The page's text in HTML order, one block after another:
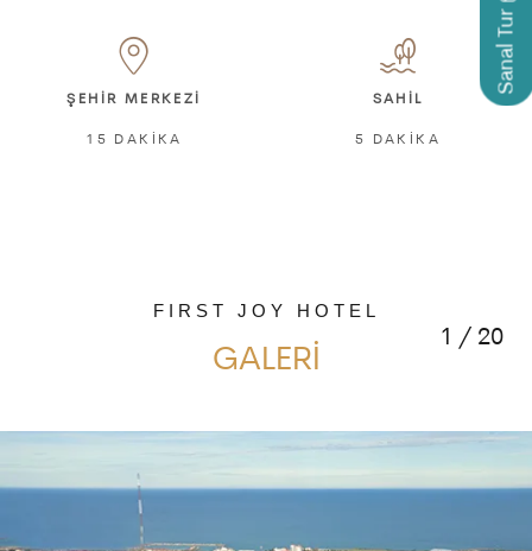
Sanal Tur
ŞEHİR MERKEZİ
15 DAKİKA
SAHİL
5 DAKİKA
FIRST JOY HOTEL
GALERİ
1 / 20